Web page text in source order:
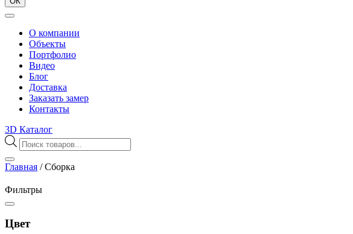
О компании
Объекты
Портфолио
Видео
Блог
Доставка
Заказать замер
Контакты
3D Каталог
Поиск
товаров
Главная /Сборка
Фильтры
Цвет